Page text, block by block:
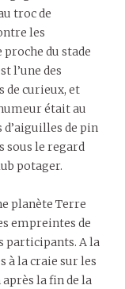
troc de
les
du stade
l’une des
de curieux, et
était au
d’aiguilles de pin
sous le regard
potager.
planète Terre
empreintes de
participants. A la
à la craie sur les
la fin de la